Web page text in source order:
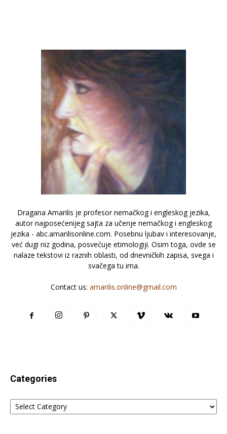
Dragana Amarilis je profesor nemačkog i engleskog jezika,
autor najposećenijeg sajta za učenje nemačkog i engleskog
jezika - abc.amarilisonline.com. Posebnu ljubav i interesovanje,
već dugi niz godina, posvećuje etimologiji. Osim toga, ovde se
nalaze tekstovi iz raznih oblasti, od dnevničkih zapisa, svega i
svačega tu ima.
Contact us: amarilis.online@gmail.com
Categories
Categories